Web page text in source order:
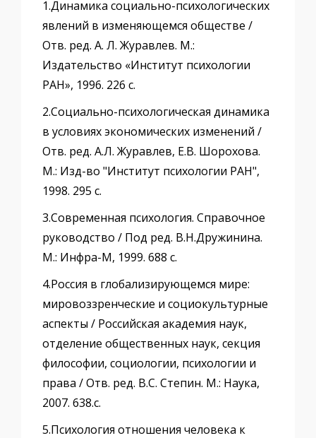
1.Динамика социально-психологических
явлений в изменяющемся обществе /
Отв. ред. А. Л. Журавлев. М.:
Издательство «Институт психологии
РАН», 1996. 226 с.
2.Социально-психологическая динамика
в условиях экономических изменений /
Отв. ред. А.Л. Журавлев, Е.В. Шорохова.
М.: Изд-во "Институт психологии РАН",
1998. 295 с.
3.Современная психология. Справочное
руководство / Под ред. В.Н.Дружинина.
М.: Инфра-М, 1999. 688 с.
4.Россия в глобализирующемся мире:
мировоззренческие и социокультурные
аспекты / Российская академия наук,
отделение общественных наук, секция
философии, социологии, психологии и
права / Отв. ред. В.С. Степин. М.: Наука,
2007. 638.с.
5.Психология отношения человека к